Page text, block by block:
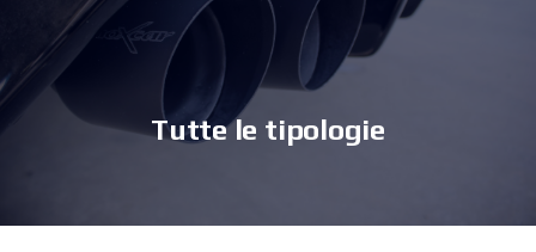
Tutte le tipologie